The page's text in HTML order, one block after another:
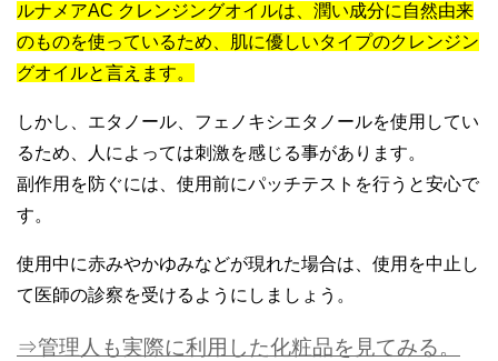
ルナメアAC クレンジングオイルは、潤い成分に自然由来
のものを使っているため、肌に優しいタイプのクレンジン
グオイルと言えます。
しかし、エタノール、フェノキシエタノールを使用してい
るため、人によっては刺激を感じる事があります。
副作用を防ぐには、使用前にパッチテストを行うと安心で
す。
使用中に赤みやかゆみなどが現れた場合は、使用を中止し
て医師の診察を受けるようにしましょう。
⇒管理人も実際に利用した化粧品を見てみる。